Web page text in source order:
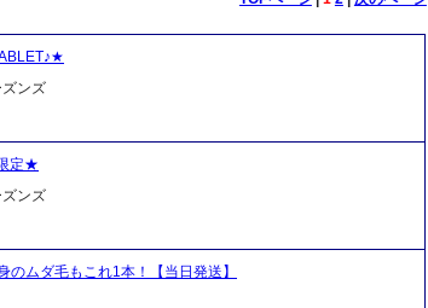
ンズ
定★
ンズ
ムダ毛もこれ1本！【当日発送】